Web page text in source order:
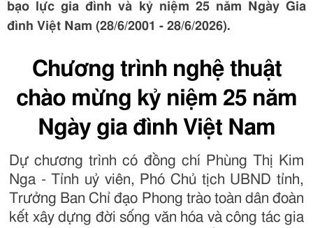
bạo lực gia đình và kỷ niệm 25 năm Ngày Gia
đình Việt Nam (28/6/2001 - 28/6/2026).
Chương trình nghệ thuật
chào mừng kỷ niệm 25 năm
Ngày gia đình Việt Nam
Dự chương trình có đồng chí Phùng Thị Kim
Nga - Tỉnh uỷ viên, Phó Chủ tịch UBND tỉnh,
Trưởng Ban Chỉ đạo Phong trào toàn dân đoàn
kết xây dựng đời sống văn hóa và công tác gia